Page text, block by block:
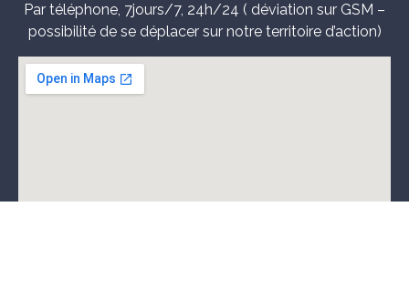
Par téléphone, 7jours/7, 24h/24 ( déviation sur GSM –
possibilité de se déplacer sur notre territoire d’action)